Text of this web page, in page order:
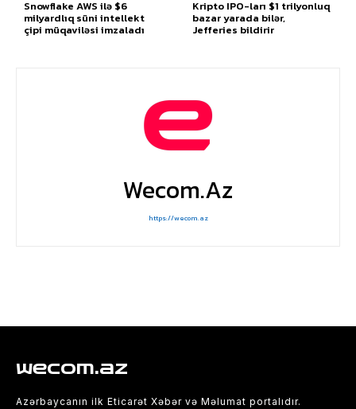
Snowflake AWS ilə $6
milyardlıq süni intellekt
çipi müqaviləsi imzaladı
Kripto IPO-ları $1 trilyonluq
bazar yarada bilər,
Jefferies bildirir
Wecom.az
https://wecom.az
wecom.az
Azərbaycanın ilk Eticarət Xəbər və Məlumat portalıdır.